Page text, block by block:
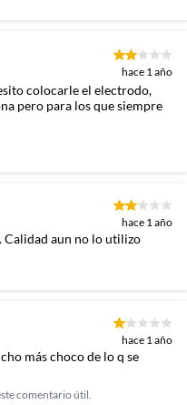
hace 1 año
colocarle el electrodo,
pero para los que siempre
hace 1 año
aun no lo utilizo
hace 1 año
más choco de lo q se
comentario útil.